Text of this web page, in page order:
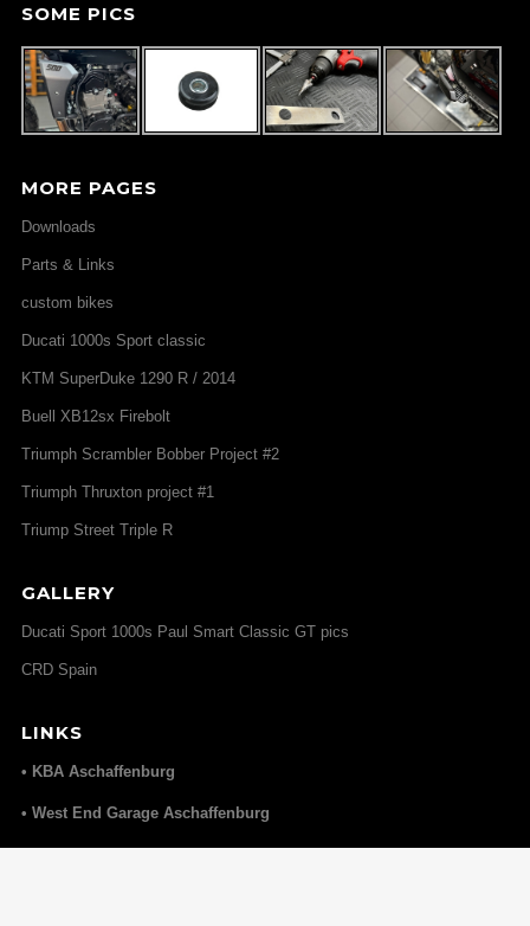
SOME PICS
MORE PAGES
Downloads
Parts & Links
custom bikes
Ducati 1000s Sport classic
KTM SuperDuke 1290 R / 2014
Buell XB12sx Firebolt
Triumph Scrambler Bobber Project #2
Triumph Thruxton project #1
Triump Street Triple R
GALLERY
Ducati Sport 1000s Paul Smart Classic GT pics
CRD Spain
LINKS
• KBA Aschaffenburg
• West End Garage Aschaffenburg
• Elmoko